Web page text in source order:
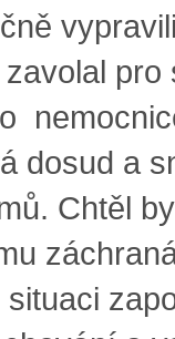
pro
dosud a
Chtěl